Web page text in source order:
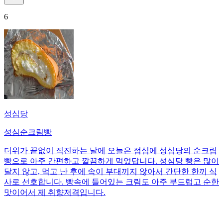
6
성심당
성심순크림빵
더위가 끝없이 직진하는 날에 오늘은 점심에 성심당의 순크림
빵으로 아주 간편하고 깔끔하게 먹었답니다. 성심당 빵은 많이
달지 않고, 먹고 난 후에 속이 부대끼지 않아서 간단한 한끼 식
사로 선호합니다. 빵속에 들어있는 크림도 아주 부드럽고 순한
맛이어서 제 취향저격입니다.